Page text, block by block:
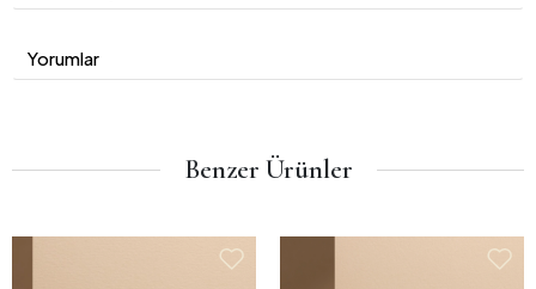
Yorumlar
Benzer Ürünler